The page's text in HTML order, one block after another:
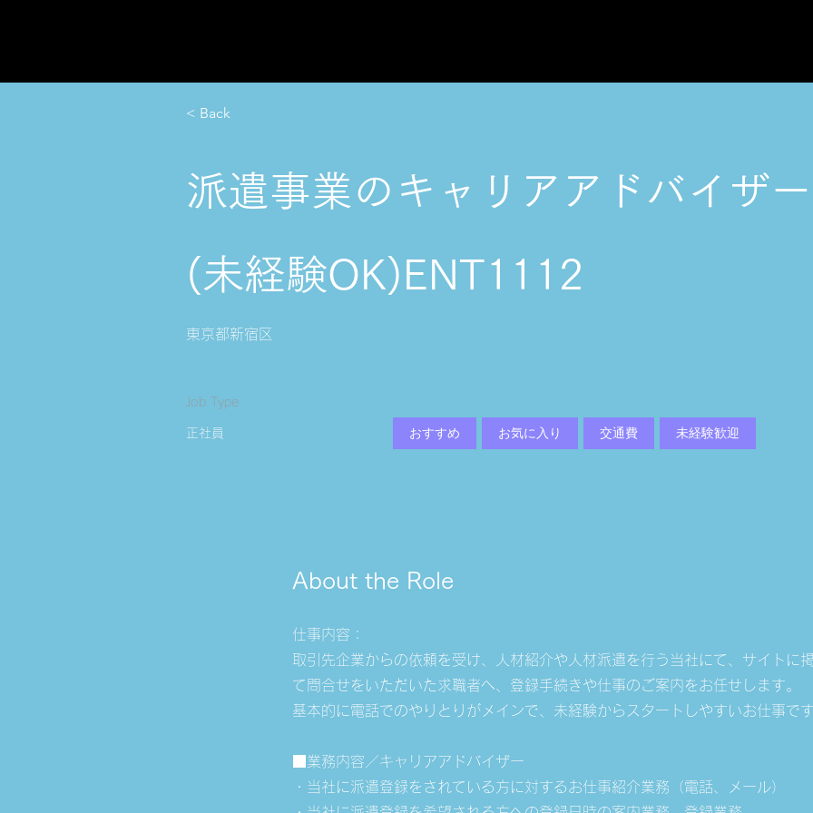
< Back
派遣事業のキャリアアドバイザー
(未経験OK)ENT1112
東京都新宿区
Job Type
正社員 おすすめ お気に入り 交通費 未経験歓迎
About the Role
仕事内容：
取引先企業からの依頼を受け、人材紹介や人材派遣を行う当社にて、サイトに
て問合せをいただいた求職者へ、登録手続きや仕事のご案内をお任せします。
基本的に電話でのやりとりがメインで、未経験からスタートしやすいお仕事です
■業務内容／キャリアアドバイザー
・当社に派遣登録をされている方に対するお仕事紹介業務（電話、メール）